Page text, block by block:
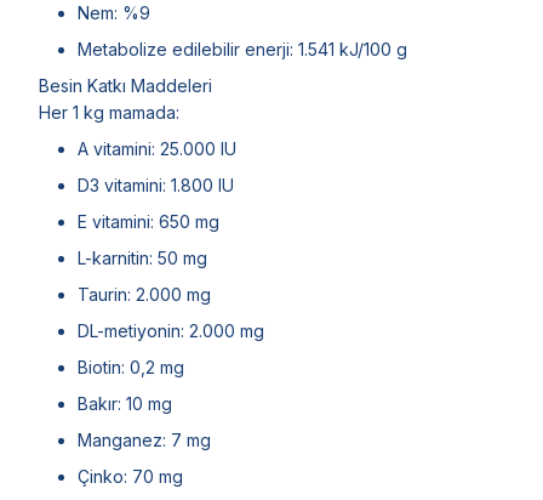
Nem: %9
Metabolize edilebilir enerji: 1.541 kJ/100 g
Besin Katkı Maddeleri
Her 1 kg mamada:
A vitamini: 25.000 IU
D3 vitamini: 1.800 IU
E vitamini: 650 mg
L-karnitin: 50 mg
Taurin: 2.000 mg
DL-metiyonin: 2.000 mg
Biotin: 0,2 mg
Bakır: 10 mg
Manganez: 7 mg
Çinko: 70 mg